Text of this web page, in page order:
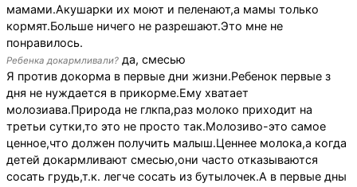
мамами.Акушарки их моют и пеленают,а мамы только
кормят.Больше ничего не разрешают.Это мне не
понравилось.
Ребенка докармливали? да, смесью
Я против докорма в первые дни жизни.Ребенок первые з
дня не нуждается в прикорме.Ему хватает
молозиава.Природа не глкпа,раз молоко приходит на
третьи сутки,то это не просто так.Молозиво-это самое
ценное,что должен получить малыш.Ценнее молока,а когда
детей докармливают смесью,они часто отказываются
сосать грудь,т.к. легче сосать из бутылочек.А в первые дны